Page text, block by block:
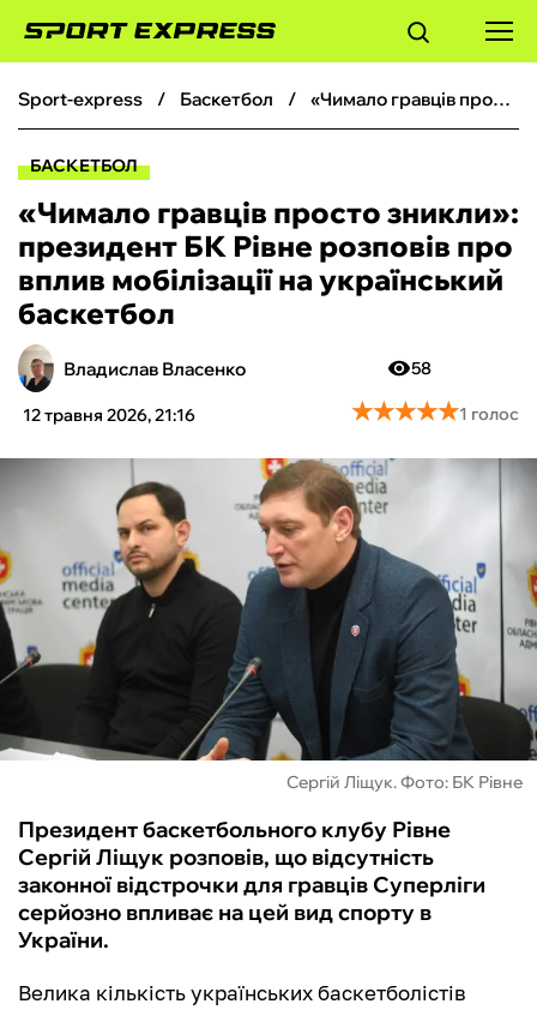
ФУТБОЛ
БОКС
ХОКЕЙ
ТЕНІС
КІБЕРСПОРТ
ФУТЗАЛ
ІНШІ
sport-express баскетбол «Чимало гравців просто зникли»: президент БК Рівне розповів про вплив мобілізації на український баскетбол
БАСКЕТБОЛ
«Чимало гравців просто зникли»:
президент БК Рівне розповів про
вплив мобілізації на український
баскетбол
Владислав Власенко
12 травня 2026, 21:16
58
★★★★★
★★★★★1 голос
Сергій Ліщук. Фото: БК Рівне
Президент баскетбольного клубу Рівне
Сергій Ліщук розповів, що відсутність
законної відстрочки для гравців Суперліги
серйозно впливає на цей вид спорту в
України.
Велика кількість українських баскетболістів